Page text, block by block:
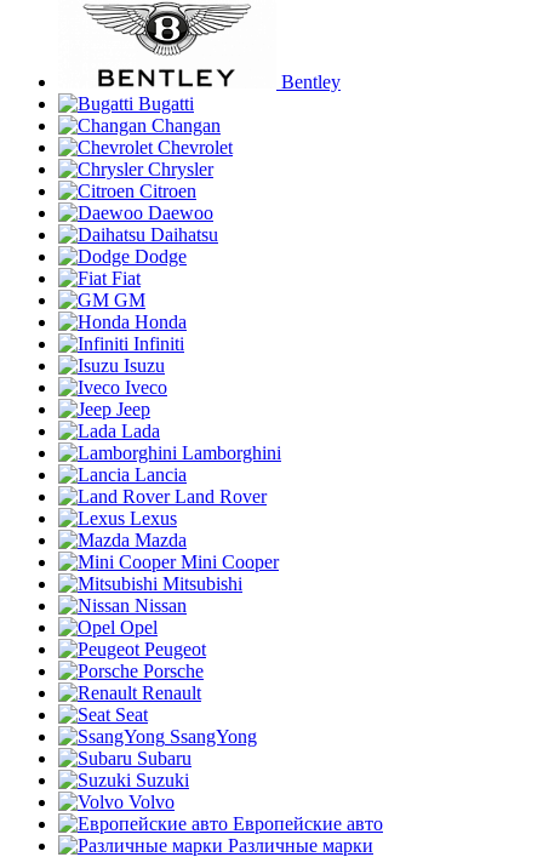
Bentley
Bugatti
Changan
Chevrolet
Chrysler
Citroen
Daewoo
Daihatsu
Dodge
Fiat
GM
Honda
Infiniti
Isuzu
Iveco
Jeep
Lada
Lamborghini
Lancia
Land Rover
Lexus
Mazda
Mini Cooper
Mitsubishi
Nissan
Opel
Peugeot
Porsche
Renault
Seat
SsangYong
Subaru
Suzuki
Volvo
Европейские авто
Различные марки